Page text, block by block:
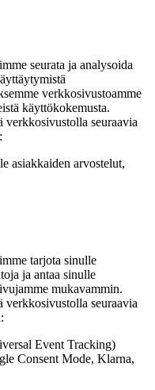
seurata ja analysoida
verkkosivustoamme
käyttökokemusta.
verkkosivustolla seuraavia
asiakkaiden arvostelut,
tarjota sinulle
ja antaa sinulle
mukavammin.
verkkosivustolla seuraavia
Event Tracking)
Consent Mode, Klarna,